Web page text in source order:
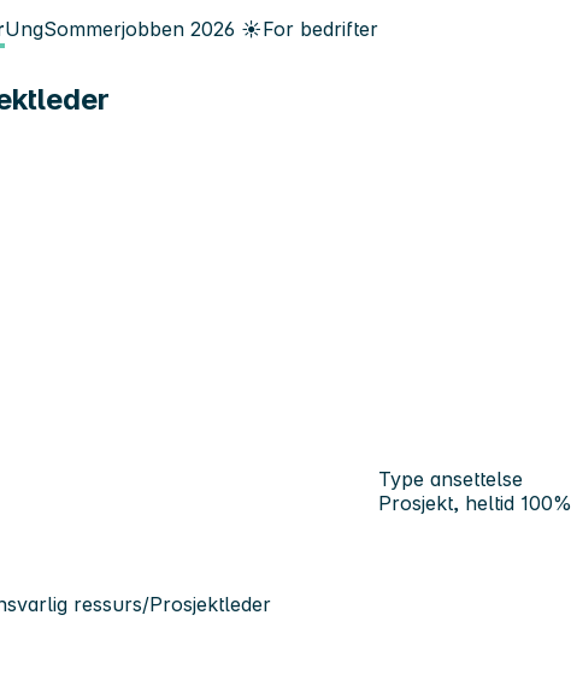
UngSommerjobben 2026 ☀️For bedrifter
Type ansettelse
Prosjekt, heltid 100%
ressurs/Prosjektleder